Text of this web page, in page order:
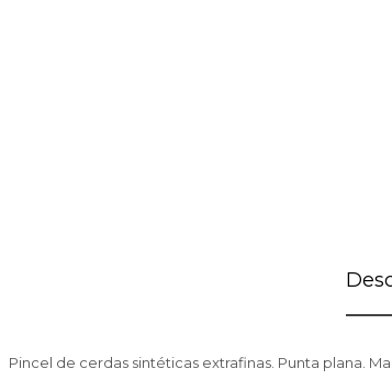
Pincel de cerdas sintéticas extrafinas. Punta plana.